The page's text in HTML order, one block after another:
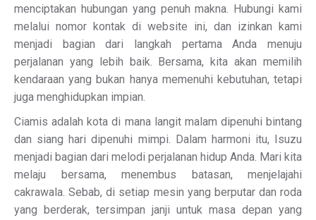
menciptakan hubungan yang penuh makna. Hubungi kami
melalui nomor kontak di website ini, dan izinkan kami
menjadi bagian dari langkah pertama Anda menuju
perjalanan yang lebih baik. Bersama, kita akan memilih
kendaraan yang bukan hanya memenuhi kebutuhan, tetapi
juga menghidupkan impian.
Ciamis adalah kota di mana langit malam dipenuhi bintang
dan siang hari dipenuhi mimpi. Dalam harmoni itu, Isuzu
menjadi bagian dari melodi perjalanan hidup Anda. Mari kita
melaju bersama, menembus batasan, menjelajahi
cakrawala. Sebab, di setiap mesin yang berputar dan roda
yang berderak, tersimpan janji untuk masa depan yang